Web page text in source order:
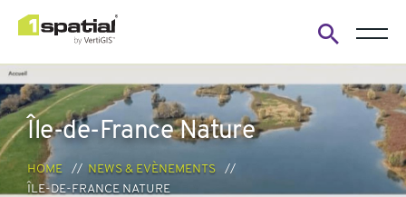
search
form
Île-de-France Nature
HOME
NEWS & EVÈNEMENTS
ÎLE-DE-FRANCE NATURE